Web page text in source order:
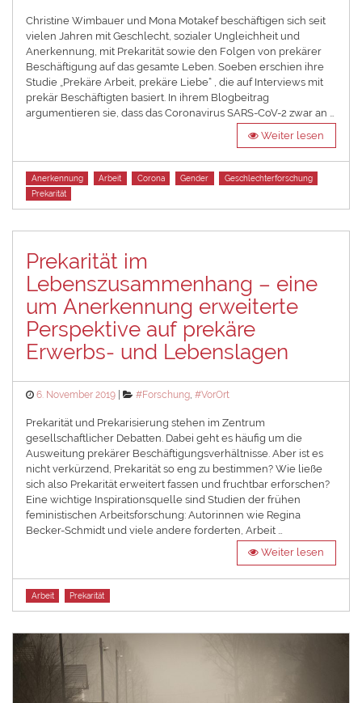
Christine Wimbauer und Mona Motakef beschäftigen sich seit
vielen Jahren mit Geschlecht, sozialer Ungleichheit und
Anerkennung, mit Prekarität sowie den Folgen von prekärer
Beschäftigung auf das gesamte Leben. Soeben erschien ihre
Studie „Prekäre Arbeit, prekäre Liebe“ , die auf Interviews mit
prekär Beschäftigten basiert. In ihrem Blogbeitrag
argumentieren sie, dass das Coronavirus SARS-CoV-2 zwar an …
Weiter lesen
Tags
Anerkennung Arbeit Corona Gender
Geschlechterforschung
Prekarität
Prekarität im
Lebenszusammenhang – eine
um Anerkennung erweiterte
Perspektive auf prekäre
Erwerbs- und Lebenslagen
Posted
6. November 2019 Categories
#Forschung,#VorOrt
Prekarität und Prekarisierung stehen im Zentrum
gesellschaftlicher Debatten. Dabei geht es häufig um die
Ausweitung prekärer Beschäftigungsverhältnisse. Aber ist es
nicht verkürzend, Prekarität so eng zu bestimmen? Wie ließe
sich also Prekarität erweitert fassen und fruchtbar erforschen?
Eine wichtige Inspirationsquelle sind Studien der frühen
feministischen Arbeitsforschung: Autorinnen wie Regina
Becker-Schmidt und viele andere forderten, Arbeit …
Weiter lesen
Tags
Arbeit Prekarität